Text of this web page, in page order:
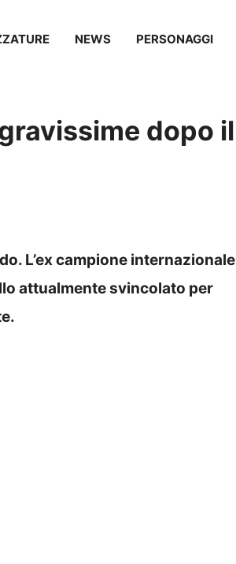
NEWS PERSONAGGI
dopo il
L’ex campione internazionale
attualmente svincolato per